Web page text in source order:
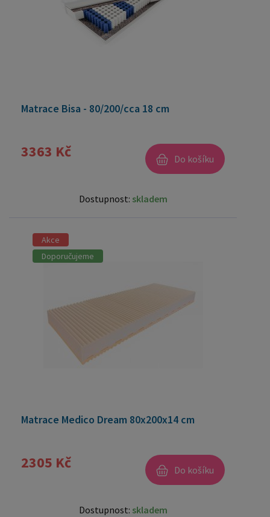
Matrace Bisa - 80/200/cca 18 cm
3363 Kč Do košíku
Dostupnost: skladem
Akce
Doporučujeme
Matrace Medico Dream 80x200x14 cm
2305 Kč Do košíku
Dostupnost: skladem